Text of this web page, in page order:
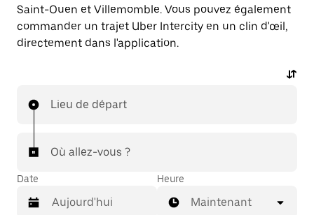
Saint-Ouen et Villemomble. Vous pouvez également
commander un trajet Uber Intercity en un clin d'œil,
directement dans l'application.
Lieu de départ
Où allez-vous ?
Date Heure
Maintenant